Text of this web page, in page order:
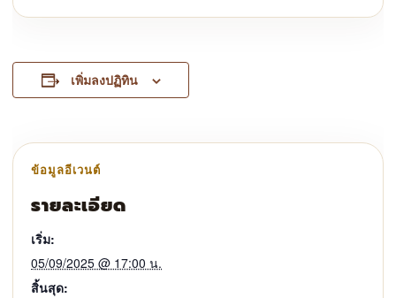
เพิ่มลงปฏิทิน
รายละเอียด
เริ่ม:
05/09/2025 @ 17:00 น.
สิ้นสุด: